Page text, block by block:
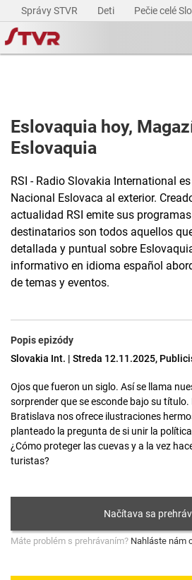
Správy STVR Deti Pečie celé
Eslovaquia hoy,
Eslovaquia
RSI - Radio Slovakia International
Nacional Eslovaca al exterior.
actualidad RSI emite sus
destinatarios son todos aquellos
detallada y puntual sobre
informativo en idioma español
de temas y eventos.
Popis epizódy
Slovakia Int. | Streda 12.11.2025,
Ojos que fueron un siglo. Así se llama
sorprender que se esconde bajo su
Bratislava nos ofrece ilustraciones
planteado la pregunta de si unir la
¿Cómo proteger las cuevas y a la vez
turistas?
Máte problém s prehrávaním? Nahláste nám